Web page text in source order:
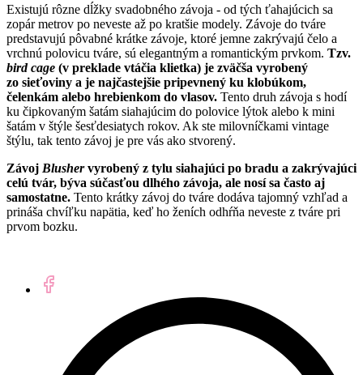
Existujú rôzne dĺžky svadobného závoja - od tých ťahajúcich sa
zopár metrov po neveste až po kratšie modely. Závoje do tváre
predstavujú pôvabné krátke závoje, ktoré jemne zakrývajú čelo a
vrchnú polovicu tváre, sú elegantným a romantickým prvkom. Tzv.
bird cage (v preklade vtáčia klietka) je zväčša vyrobený
zo sieťoviny a je najčastejšie pripevnený ku klobúkom,
čelenkám alebo hrebienkom do vlasov. Tento druh závoja s hodí
ku čipkovaným šatám siahajúcim do polovice lýtok alebo k mini
šatám v štýle šesťdesiatych rokov. Ak ste milovníčkami vintage
štýlu, tak tento závoj je pre vás ako stvorený.
Závoj Blushervyrobený z tylu siahajúci po bradu a zakrývajúci
celú tvár, býva súčasťou dlhého závoja, ale nosí sa často aj
samostatne. Tento krátky závoj do tváre dodáva tajomný vzhľad a
prináša chvíľku napätia, keď ho ženích odhŕňa neveste z tváre pri
prvom bozku.